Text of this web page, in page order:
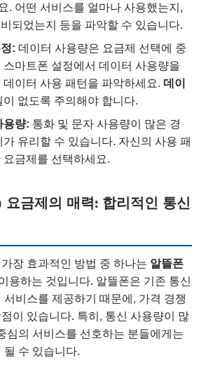
. 어떤 서비스를 얼마나 사용했는지,
되었는지 등을 파악할 수 있습니다.
: 데이터 사용량은 요금제 선택에 중
스마트폰 설정에서 데이터 사용량을
데이터 사용 패턴을 파악하세요. 데이
이 없도록 주의해야 합니다.
용량: 통화 및 문자 사용량이 많은 경
유리할 수 있습니다. 자신의 사용 패
금제를 선택하세요.
금제의 매력: 합리적인 통신
장 효과적인 방법 중 하나는 알뜰폰
용하는 것입니다. 알뜰폰은 기존 통신
비스를 제공하기 때문에, 가격 경쟁
이 있습니다. 특히, 통신 사용량이 많
심의 서비스를 선호하는 분들에게는
될 수 있습니다.